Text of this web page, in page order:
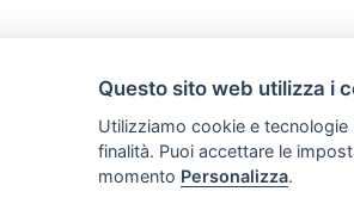
Questo sito web utilizza i
Utilizziamo cookie e
finalità. Puoi accettare le
momento Personalizza.